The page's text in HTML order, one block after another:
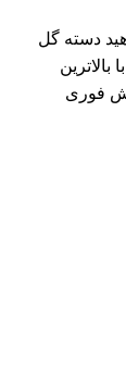
دسته گل
فوری